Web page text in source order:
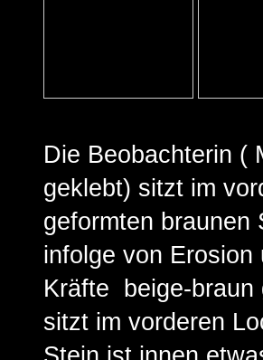
Die Beobachterin (
geklebt) sitzt im
geformten braunen
infolge von
Kräfte beige-braun
sitzt im vorderen